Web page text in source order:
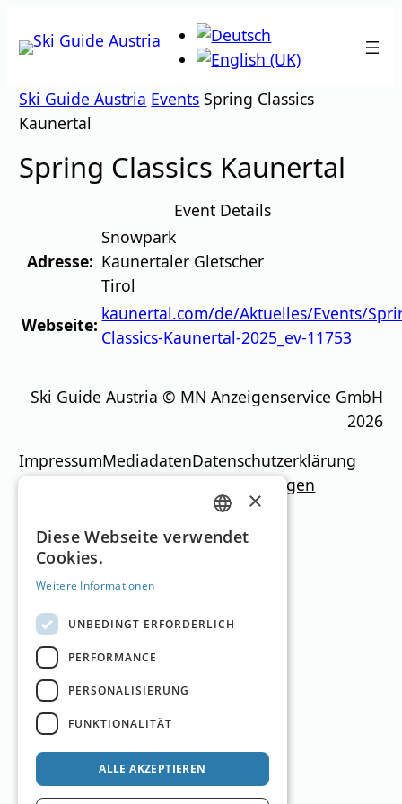
Inhalt
Ski Guide Austria Events Spring Classics
Kaunertal
Spring Classics Kaunertal
Event Details
Adresse:
Snowpark
Kaunertaler Gletscher
Tirol
Webseite:
kaunertal.com/de/Aktuelles/Events/
Classics-Kaunertal-2025_ev-11753
Ski Guide Austria © MN Anzeigenservice GmbH
2026
ImpressumMediadatenDatenschutzerklärung
Cookie-Einstellungen
GERMAN
×
Diese Webseite verwendet
Cookies.
Weitere Informationen
UNBEDINGT ERFORDERLICH
PERFORMANCE
PERSONALISIERUNG
FUNKTIONALITÄT
ALLE AKZEPTIEREN